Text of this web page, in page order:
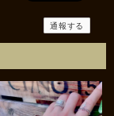
通報する